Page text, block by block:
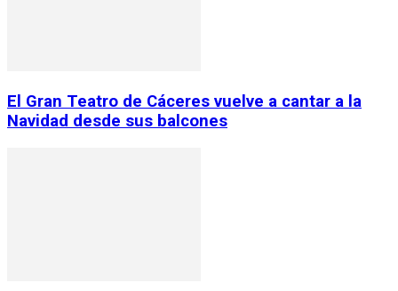
El Gran Teatro de Cáceres vuelve a cantar a la
Navidad desde sus balcones